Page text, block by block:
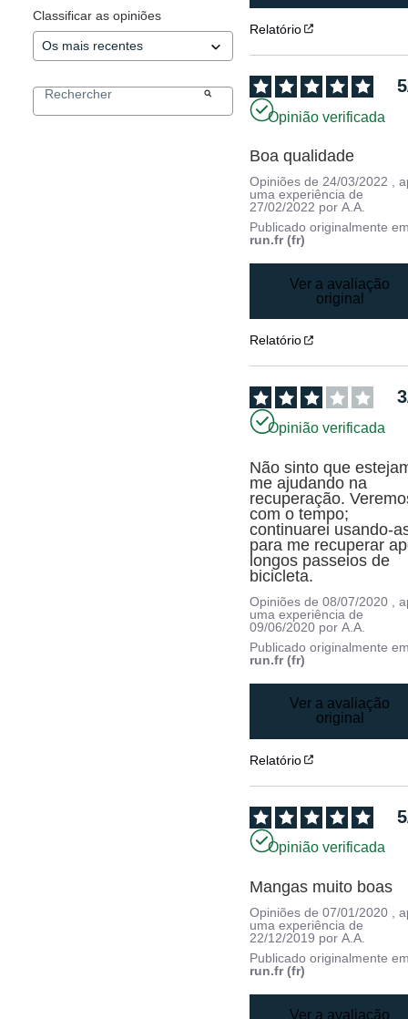
Classificar as opiniões
Relatório
5
Opinião verificada
Boa qualidade
Opiniões de 24/03/2022
,
uma experiência de
27/02/2022 porA.A.
Publicado originalmente
run.fr (fr)
Ver a avaliação
original
Relatório
3
Opinião verificada
Não sinto que
me ajudando na
recuperação.
com o tempo;
continuarei usando-
para me recuperar
longos passeios de
bicicleta.
Opiniões de08/07/2020
,
uma experiência de
09/06/2020 porA.A.
Publicado originalmente
run.fr (fr)
Ver a avaliação
original
Relatório
5
Opinião verificada
Mangas muito boas
Opiniões de07/01/2020
,
uma experiência de
22/12/2019 porA.A.
Publicado originalmente
run.fr (fr)
Ver a avaliação